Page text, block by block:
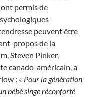
ont permis de
peuvent être
propos de la
Steven Pinker,
canado-américain, a
: « Pour la génération
bébé singe réconforté